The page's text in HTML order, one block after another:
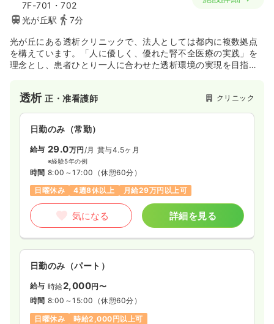
気になる
その他正看護師 一般病院
日勤のみ（常勤）
給与 24.5万円/月 賞与4ヶ月
※経験3年の例
時間 8:30～17:15
4週8休以上
月給24万円以上可
気になる
7F-701・702
光が丘駅
7分
光が丘にある透析クリニックで、法人としては都内に複数拠点
を構えています。「人に優しく、優れた腎不全医療の実践」を
理念とし、患者ひとり一人に合わせた透析環境の実現を目指し
透析正・准看護師 クリニック
日勤のみ（常勤）
給与 29.0万円/月 賞与4.5ヶ月
※経験5年の例
時間 8:00～17:00 （休憩60分）
日曜休み
4週8休以上 月給29万円以上可
気になる 詳細を見る
日勤のみ（パート）
給与 時給2,000円〜
時間 8:00～15:00 （休憩60分）
日曜休み
時給2,000円以上可